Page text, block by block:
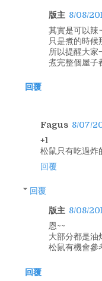
版主 8/08/
其實是可以辣
只是煮的時候
所以提醒大家
煮完整個屋子
回覆
Fagus 8/07/
+1
松鼠只有吃過炸
回覆
回覆
版主 8/08/
恩~~
大部分都是油
松鼠有機會參
回覆